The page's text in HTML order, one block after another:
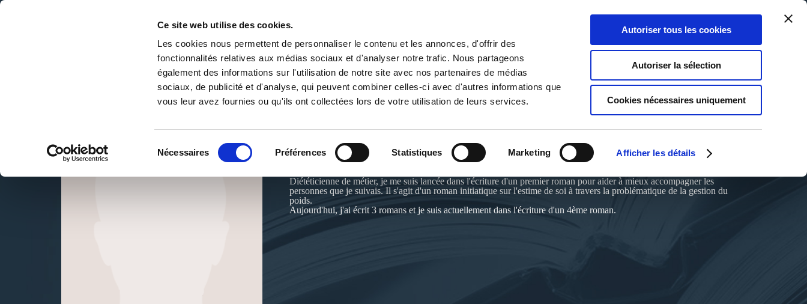
Ce site web utilise des cookies.
Les cookies nous permettent de personnaliser le contenu et les annonces, d'offrir des
fonctionnalités relatives aux médias sociaux et d'analyser notre trafic. Nous partageons
également des informations sur l'utilisation de notre site avec nos partenaires de médias
sociaux, de publicité et d'analyse, qui peuvent combiner celles-ci avec d'autres informations que
vous leur avez fournies ou qu'ils ont collectées lors de votre utilisation de leurs services.
Nécessaires Préférences Statistiques Marketing Afficher les détails
Autoriser tous les cookies
Autoriser la sélection
Cookies nécessaires uniquement
DE LA PAGE BLANCHE... AU BEST SELLER
0
Panier
0
Ma liste
Connexion
PUBLIER UN LIVRE LIBRAIRIE
Laetitia Knopik
LAETITIA KNOPIK
Diététicienne de métier, je me suis lancée dans l'écriture d'un premier roman pour aider à mieux accompagner les
personnes que je suivais. Il s'agit d'un roman initiatique sur l'estime de soi à travers la problématique de la gestion du
poids.
Aujourd'hui, j'ai écrit 3 romans et je suis actuellement dans l'écriture d'un 4ème roman.